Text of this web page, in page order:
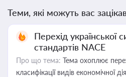
Теми, які можуть вас
Перехід
стандартів NACE
Про що тема: Тема охоплює
класифікації видів економічної